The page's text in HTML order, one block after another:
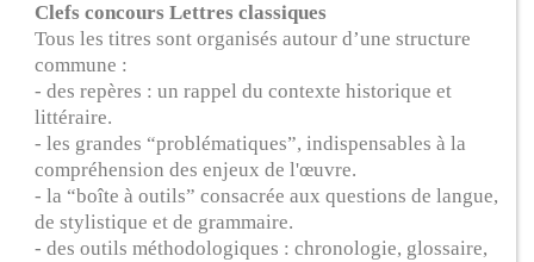
Clefs concours Lettres classiques
Tous les titres sont organisés autour d’une structure
commune :
- des repères : un rappel du contexte historique et
littéraire.
- les grandes “problématiques”, indispensables à la
compréhension des enjeux de l'œuvre.
- la “boîte à outils” consacrée aux questions de langue,
de stylistique et de grammaire.
- des outils méthodologiques : chronologie, glossaire,